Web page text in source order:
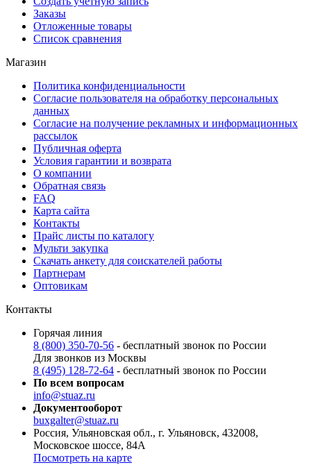
Заказы
Отложенные товары
Список сравнения
Магазин
Политика конфиденциальности
Согласие пользователя на обработку персональных
данных
Согласие на получение рекламных и информационных
рассылок
Публичная оферта
Условия гарантии и возврата
О компании
Обратная связь
FAQ
Карта сайта
Контакты
Прайс листы по каталогу
Мульти закупка
Скачать анкету для соискателей работы
Партнерам
Оптовикам
Контакты
Горячая линия
8 (800) 350-70-56 - бесплатный звонок по России
Для звонков из Москвы
8 (495) 128-72-64 - бесплатный звонок по России
По всем вопросам
info@stuaz.ru
Документооборот
buxgalter@stuaz.ru
Россия, Ульяновская обл., г. Ульяновск, 432008,
Московское шоссе, 84А
Посмотреть на карте